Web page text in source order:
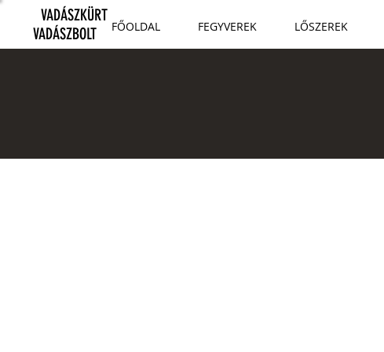
FŐOLDAL FEGYVEREK LŐSZEREK
VADÁSZKÜRT
VADÁSZBOLT